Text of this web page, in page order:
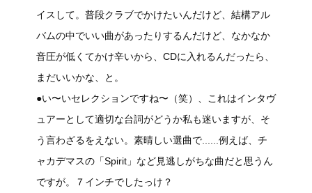
イスして。普段クラブでかけたいんだけど、結構アル
バムの中でいい曲があったりするんだけど、なかなか
音圧が低くてかけ辛いから、CDに入れるんだったら、
まだいいかな、と。
●い〜いセレクションですね〜（笑）、これはインタヴ
ュアーとして適切な台詞がどうか私も迷いますが、そ
う言わざるをえない。素晴しい選曲で......例えば、チ
ャカデマスの「Spirit」など見逃しがちな曲だと思うん
ですが。７インチでしたっけ？